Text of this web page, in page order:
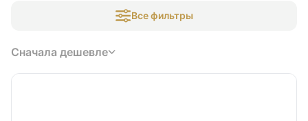
Все фильтры
Сначала дешевле